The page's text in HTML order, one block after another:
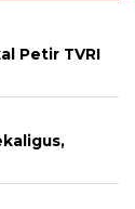
Petir TVRI